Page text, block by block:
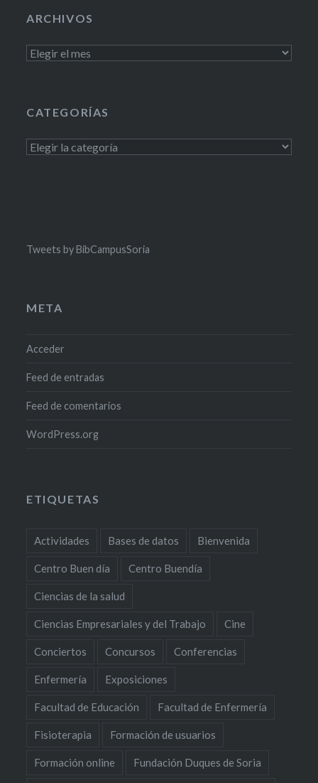
ARCHIVOS
Archivos
CATEGORÍAS
Categorías
Tweets by BibCampusSoria
META
Acceder
Feed de entradas
Feed de comentarios
WordPress.org
ETIQUETAS
Actividades Bases de datos Bienvenida
Centro Buen día Centro Buendía
Ciencias de la salud
Ciencias Empresariales y del Trabajo Cine
Conciertos Concursos Conferencias
Enfermería Exposiciones
Facultad de Educación Facultad de Enfermería
Fisioterapia Formación de usuarios
Formación online Fundación Duques de Soria